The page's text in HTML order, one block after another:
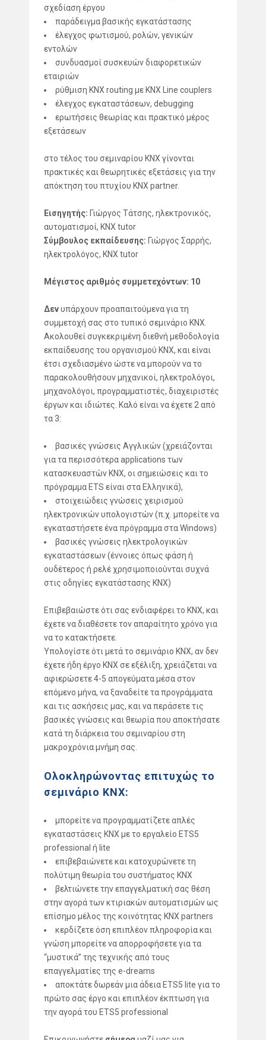
σχεδίαση έργου
παράδειγμα βασικής εγκατάστασης
έλεγχος φωτισμού, ρολών, γενικών
εντολών
συνδυασμοί συσκευών διαφορετικών
εταιριών
ρύθμιση ΚΝΧ routing με KNX Line couplers
έλεγχος εγκαταστάσεων, debugging
ερωτήσεις θεωρίας και πρακτικό μέρος
εξετάσεων
στο τέλος του σεμιναρίου KNX γίνονται
πρακτικές και θεωρητικές εξετάσεις για την
απόκτηση του πτυχίου KNX partner.
Εισηγητής: Γιώργος Τάτσης, ηλεκτρονικός,
αυτοματισμοί, KNX tutor
Σύμβουλος εκπαίδευσης: Γιώργος Σαρρής,
ηλεκτρολόγος, KNX tutor
Μέγιστος αριθμός συμμετεχόντων: 10
Δενυπάρχουν προαπαιτούμενα για τη
συμμετοχή σας στο τυπικό σεμινάριο ΚΝΧ.
Ακολουθεί συγκεκριμένη διεθνή μεθοδολογία
εκπαίδευσης του οργανισμού KNX, και είναι
έτσι σχεδιασμένο ώστε να μπορούν να το
παρακολουθήσουν μηχανικοί, ηλεκτρολόγοι,
μηχανολόγοι, προγραμματιστές, διαχειριστές
έργων και ιδιώτες. Καλό είναι να έχετε 2 από
τα 3:
βασικές γνώσεις Αγγλικών (χρειάζονται
για τα περισσότερα applications των
κατασκευαστών KNX, οι σημειώσεις και το
πρόγραμμα ETS είναι στα Ελληνικά),
στοιχειώδεις γνώσεις χειρισμού
ηλεκτρονικών υπολογιστών (π.χ. μπορείτε να
εγκαταστήσετε ένα πρόγραμμα στα Windows)
βασικές γνώσεις ηλεκτρολογικών
εγκαταστάσεων (έννοιες όπως φάση ή
ουδέτερος ή ρελέ χρησιμοποιούνται συχνά
στις οδηγίες εγκατάστασης KNX)
Επιβεβαιώστε ότι σας ενδιαφέρει το KNX, και
έχετε να διαθέσετε τον απαραίτητο χρόνο για
να το κατακτήσετε.
Υπολογίστε ότι μετά το σεμινάριο KNX, αν δεν
έχετε ήδη έργο KNX σε εξέλιξη, χρειάζεται να
αφιερώσετε 4-5 απογεύματα μέσα στον
επόμενο μήνα, να ξαναδείτε τα προγράμματα
και τις ασκήσεις μας, και να περάσετε τις
βασικές γνώσεις και θεωρία που αποκτήσατε
κατά τη διάρκεια του σεμιναρίου στη
μακροχρόνια μνήμη σας.
Ολοκληρώνοντας επιτυχώς το
σεμινάριο KNX:
μπορείτε να προγραμματίζετε απλές
εγκαταστάσεις KNX με το εργαλείο ETS5
professional ή lite
επιβεβαιώνετε και κατοχυρώνετε τη
πολύτιμη θεωρία του συστήματος KNX
βελτιώνετε την επαγγελματική σας θέση
στην αγορά των κτιριακών αυτοματισμών ως
επίσημο μέλος της κοινότητας KNX partners
κερδίζετε όση επιπλέον πληροφορία και
γνώση μπορείτε να απορροφήσετε για τα
“μυστικά” της τεχνικής από τους
επαγγελματίες της e-dreams
αποκτάτε δωρεάν μια άδεια ETS5 lite για το
πρώτο σας έργο και επιπλέον έκπτωση για
την αγορά του ETS5 professional